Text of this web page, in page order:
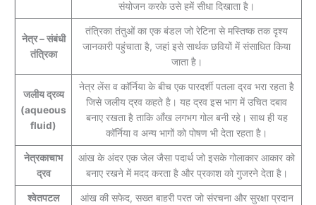
संयोजन करके उसे हमें सीधा दिखाता है।
नेत्र – संबंधी
तंत्रिका
तंत्रिका तंतुओं का एक बंडल जो रेटिना से मस्तिष्क तक दृश्य
जानकारी पहुंचाता है, जहां इसे सार्थक छवियों में संसाधित किया
जाता है।
जलीय द्रव्य
(aqueous
fluid)
नेत्र लेंस व कॉर्निया के बीच एक पारदर्शी पतला द्रव भरा रहता है
जिसे जलीय द्रव कहते है। यह द्रव इस भाग में उचित दबाव
बनाए रखता है ताकि आँख लगभग गोल बनी रहे। साथ ही यह
कॉर्निया व अन्य भागों को पोषण भी देता रहता है।
नेत्रकाचाभ
द्रव
आंख के अंदर एक जेल जैसा पदार्थ जो इसके गोलाकार आकार को
बनाए रखने में मदद करता है और प्रकाश को गुजरने देता है।
श्वेतपटल
आंख की सफेद, सख्त बाहरी परत जो संरचना और सुरक्षा प्रदान